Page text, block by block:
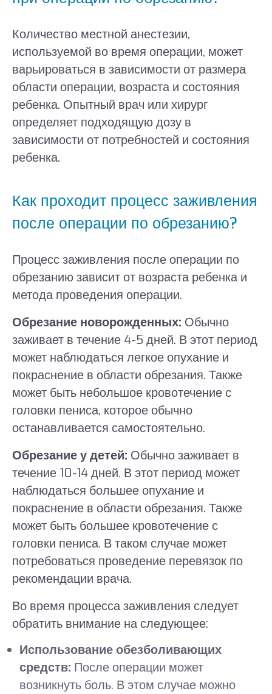
Количество местной анестезии,
используемой во время операции, может
варьироваться в зависимости от размера
области операции, возраста и состояния
ребенка. Опытный врач или хирург
определяет подходящую дозу в
зависимости от потребностей и состояния
ребенка.
Как проходит процесс заживления
после операции по обрезанию?
Процесс заживления после операции по
обрезанию зависит от возраста ребенка и
метода проведения операции.
Обрезание новорожденных: Обычно
заживает в течение 4-5 дней. В этот период
может наблюдаться легкое опухание и
покраснение в области обрезания. Также
может быть небольшое кровотечение с
головки пениса, которое обычно
останавливается самостоятельно.
Обрезание у детей: Обычно заживает в
течение 10-14 дней. В этот период может
наблюдаться большее опухание и
покраснение в области обрезания. Также
может быть большее кровотечение с
головки пениса. В таком случае может
потребоваться проведение перевязок по
рекомендации врача.
Во время процесса заживления следует
обратить внимание на следующее:
Использование обезболивающих
средств: После операции может
возникнуть боль. В этом случае можно